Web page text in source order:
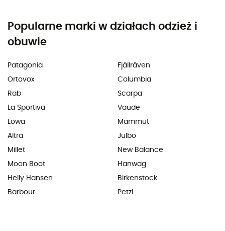
Popularne marki w działach odzież i
obuwie
Patagonia
Ortovox
Rab
La Sportiva
Lowa
Altra
Millet
Moon Boot
Helly Hansen
Barbour
Fjällräven
Columbia
Scarpa
Vaude
Mammut
Julbo
New Balance
Hanwag
Birkenstock
Petzl